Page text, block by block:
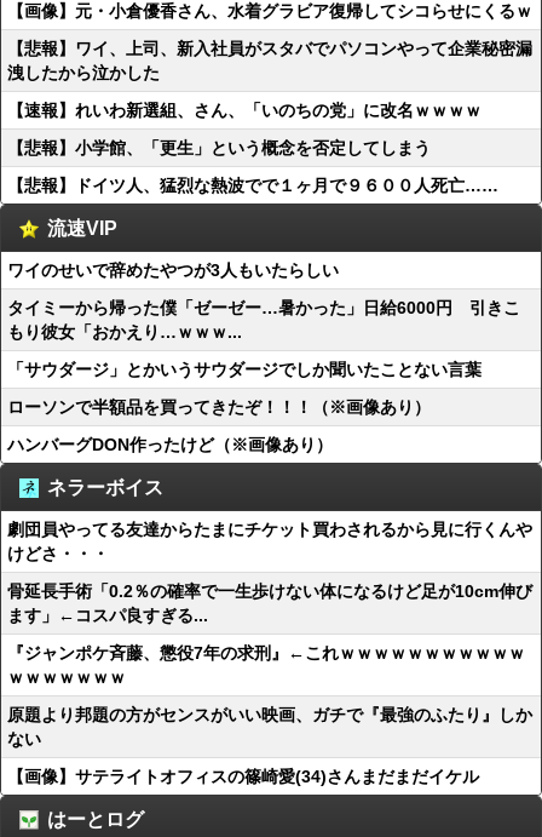
【画像】元・小倉優香さん、水着グラビア復帰してシコらせにくるｗ
【悲報】ワイ、上司、新入社員がスタバでパソコンやって企業秘密漏
洩したから泣かした
【速報】れいわ新選組、さん、「いのちの党」に改名ｗｗｗｗ
【悲報】小学館、「更生」という概念を否定してしまう
【悲報】ドイツ人、猛烈な熱波でで１ヶ月で９６００人死亡……
流速VIP
ワイのせいで辞めたやつが3人もいたらしい
タイミーから帰った僕「ゼーゼー…暑かった」日給6000円 引きこ
もり彼女「おかえり…ｗｗｗ...
「サウダージ」とかいうサウダージでしか聞いたことない言葉
ローソンで半額品を買ってきたぞ！！！（※画像あり）
ハンバーグDON作ったけど（※画像あり）
ネラーボイス
劇団員やってる友達からたまにチケット買わされるから見に行くんや
けどさ・・・
骨延長手術「0.2％の確率で一生歩けない体になるけど足が10cm伸び
ます」←コスパ良すぎる...
『ジャンポケ斉藤、懲役7年の求刑』←これｗｗｗｗｗｗｗｗｗｗｗ
ｗｗｗｗｗｗｗ
原題より邦題の方がセンスがいい映画、ガチで『最強のふたり』しか
ない
【画像】サテライトオフィスの篠崎愛(34)さんまだまだイケル
はーとログ